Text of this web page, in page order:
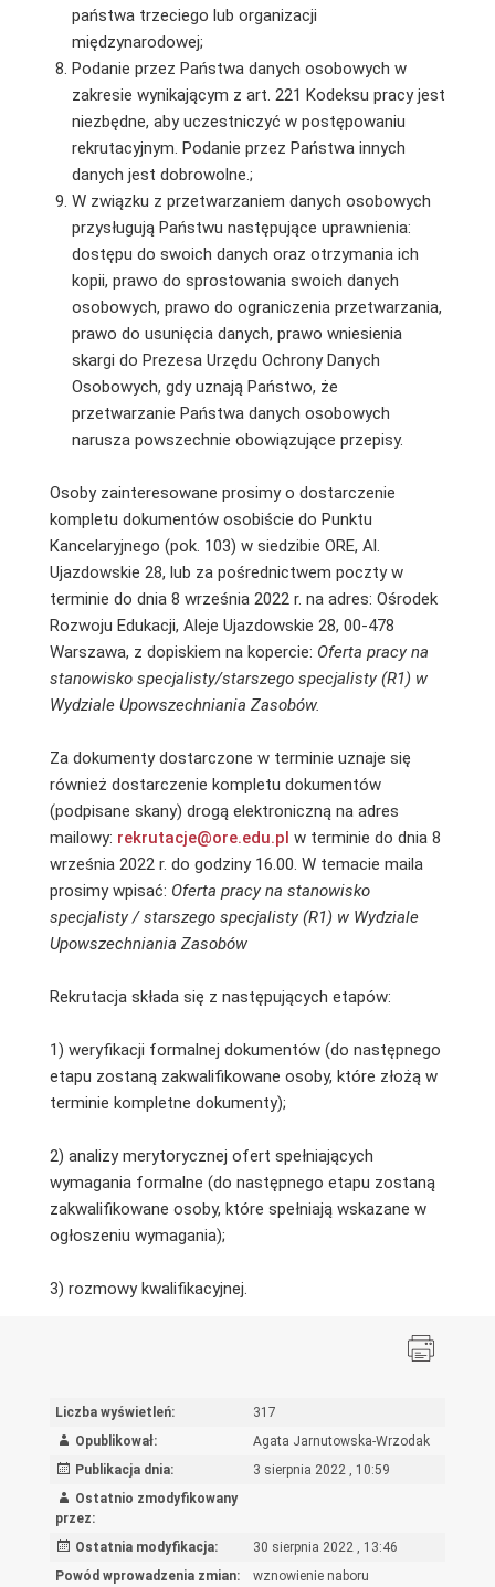
państwa trzeciego lub organizacji
międzynarodowej;
Podanie przez Państwa danych osobowych w
zakresie wynikającym z art. 221 Kodeksu pracy jest
niezbędne, aby uczestniczyć w postępowaniu
rekrutacyjnym. Podanie przez Państwa innych
danych jest dobrowolne.;
W związku z przetwarzaniem danych osobowych
przysługują Państwu następujące uprawnienia:
dostępu do swoich danych oraz otrzymania ich
kopii, prawo do sprostowania swoich danych
osobowych, prawo do ograniczenia przetwarzania,
prawo do usunięcia danych, prawo wniesienia
skargi do Prezesa Urzędu Ochrony Danych
Osobowych, gdy uznają Państwo, że
przetwarzanie Państwa danych osobowych
narusza powszechnie obowiązujące przepisy.
Osoby zainteresowane prosimy o dostarczenie
kompletu dokumentów osobiście do Punktu
Kancelaryjnego (pok. 103) w siedzibie ORE, Al.
Ujazdowskie 28, lub za pośrednictwem poczty w
terminie do dnia 8 września 2022 r. na adres: Ośrodek
Rozwoju Edukacji, Aleje Ujazdowskie 28, 00-478
Warszawa, z dopiskiem na kopercie: Oferta pracy na
stanowisko specjalisty/starszego specjalisty (R1) w
Wydziale Upowszechniania Zasobów.
Za dokumenty dostarczone w terminie uznaje się
również dostarczenie kompletu dokumentów
(podpisane skany) drogą elektroniczną na adres
mailowy: rekrutacje@ore.edu.pl w terminie do dnia 8
września 2022 r. do godziny 16.00. W temacie maila
prosimy wpisać: Oferta pracy na stanowisko
specjalisty / starszego specjalisty (R1) w Wydziale
Upowszechniania Zasobów
Rekrutacja składa się z następujących etapów:
1) weryfikacji formalnej dokumentów (do następnego
etapu zostaną zakwalifikowane osoby, które złożą w
terminie kompletne dokumenty);
2) analizy merytorycznej ofert spełniających
wymagania formalne (do następnego etapu zostaną
zakwalifikowane osoby, które spełniają wskazane w
ogłoszeniu wymagania);
3) rozmowy kwalifikacyjnej.
Liczba wyświetleń:
317
Opublikował:
Agata Jarnutowska-Wrzodak
Publikacja dnia:
3 sierpnia 2022 , 10:59
Ostatnio zmodyfikowany
przez:
Ostatnia modyfikacja:
30 sierpnia 2022 , 13:46
Powód wprowadzenia zmian:
wznowienie naboru